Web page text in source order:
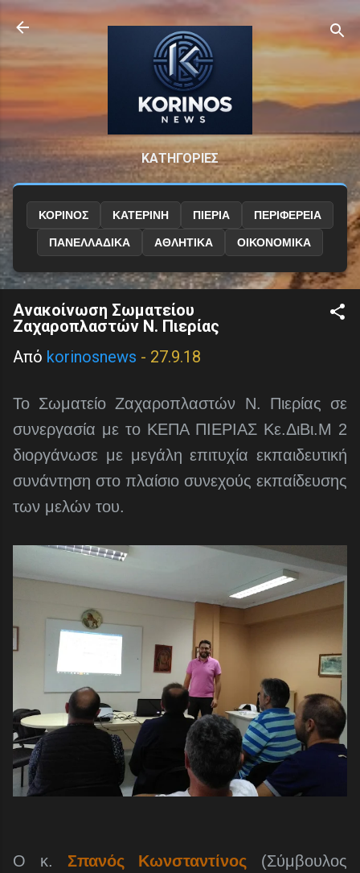
Μετάβαση στο κύριο περιεχόμενο
ΚΑΤΗΓΟΡΙΕΣ
ΚΟΡΙΝΟΣ ΚΑΤΕΡΙΝΗ ΠΙΕΡΙΑ ΠΕΡΙΦΕΡΕΙΑ
ΠΑΝΕΛΛΑΔΙΚΑ ΑΘΛΗΤΙΚΑ ΟΙΚΟΝΟΜΙΚΑ
Ανακοίνωση Σωματείου
Ζαχαροπλαστών Ν. Πιερίας
Από korinosnews - 27.9.18
Το Σωματείο Ζαχαροπλαστών Ν. Πιερίας σε
συνεργασία με το ΚΕΠΑ ΠΙΕΡΙΑΣ Κε.ΔιΒι.Μ 2
διοργάνωσε με μεγάλη επιτυχία εκπαιδευτική
συνάντηση στο πλαίσιο συνεχούς εκπαίδευσης
των μελών του.
Ο κ. Σπανός Κωνσταντίνος (Σύμβουλος